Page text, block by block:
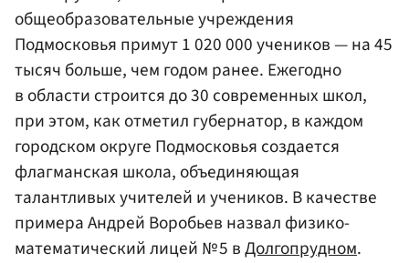
общеобразовательные учреждения
Подмосковья примут 1 020 000 учеников — на 45
тысяч больше, чем годом ранее. Ежегодно
в области строится до 30 современных школ,
при этом, как отметил губернатор, в каждом
городском округе Подмосковья создается
флагманская школа, объединяющая
талантливых учителей и учеников. В качестве
примера Андрей Воробьев назвал физико-
математический лицей № 5 вДолгопрудном.